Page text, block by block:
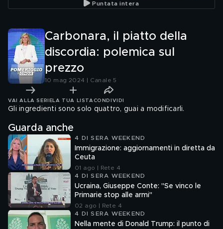
Puntata intera
Carbonara, il piatto della
discordia: polemica sul
prezzo
10 mag 2024 | Canale 5
VAI ALLA SERIE LA TUA LISTA CONDIVIDI
Gli ingredienti sono solo quattro, guai a modificarli.
Guarda anche
4 DI SERA WEEKEND
Immigrazione: aggiornamenti in diretta da
Ceuta
01 ago | Rete 4
4 DI SERA WEEKEND
Ucraina, Giuseppe Conte: "Se vinco le
Primarie stop alle armi"
02 ago | Rete 4
4 DI SERA WEEKEND
Nella mente di Donald Trump: il punto di